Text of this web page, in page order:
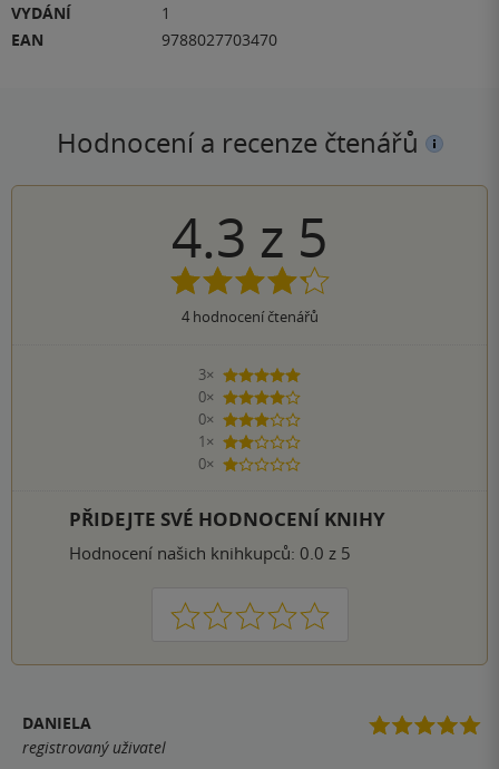
VYDÁNÍ
1
EAN
9788027703470
Hodnocení a recenze čtenářů
4.3 z 5
4hodnocení čtenářů
3×
5 hvězdiček
0×
4 hvězdičky
0×
3 hvězdičky
1×
2 hvězdičky
0×
1 hvezdička
PŘIDEJTE SVÉ HODNOCENÍ KNIHY
Hodnocení našich knihkupců: 0.0 z 5
1 2 3 4 5
DANIELA
registrovaný uživatel